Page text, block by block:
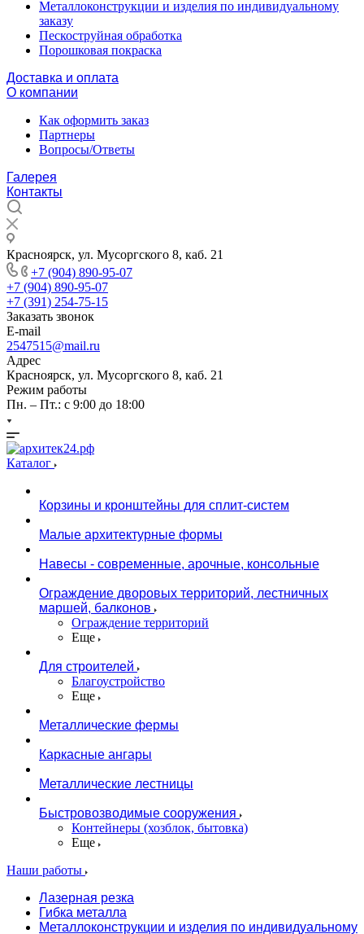
Металлоконструкции и изделия по индивидуальному
заказу
Пескоструйная обработка
Порошковая покраска
Доставка и оплата
О компании
Как оформить заказ
Партнеры
Вопросы/Ответы
Галерея
Контакты
Красноярск, ул. Мусоргского 8, каб. 21
+7 (904) 890-95-07
+7 (904) 890-95-07
+7 (391) 254-75-15
Заказать звонок
E-mail
2547515@mail.ru
Адрес
Красноярск, ул. Мусоргского 8, каб. 21
Режим работы
Пн. – Пт.: с 9:00 до 18:00
Каталог
Корзины и кронштейны для сплит-систем
Малые архитектурные формы
Навесы - современные, арочные, консольные
Ограждение дворовых территорий, лестничных
маршей, балконов
Ограждение территорий
Еще
Для строителей
Благоустройство
Еще
Металлические фермы
Каркасные ангары
Металлические лестницы
Быстровозводимые сооружения
Контейнеры (хозблок, бытовка)
Еще
Наши работы
Лазерная резка
Гибка металла
Металлоконструкции и изделия по индивидуальному